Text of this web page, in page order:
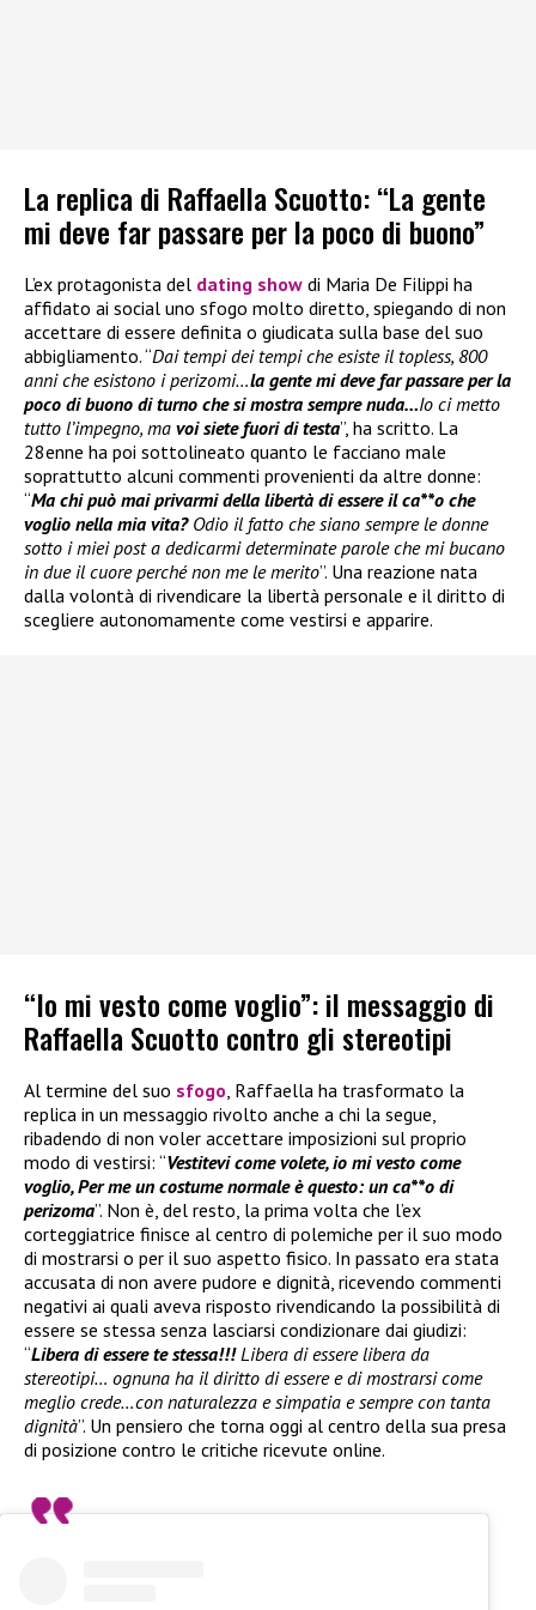
La replica di Raffaella Scuotto: “La gente
mi deve far passare per la poco di buono”
L’ex protagonista del dating show di Maria De Filippi ha
affidato ai social uno sfogo molto diretto, spiegando di non
accettare di essere definita o giudicata sulla base del suo
abbigliamento. “Dai tempi dei tempi che esiste il topless, 800
anni che esistono i perizomi…la gente mi deve far passare per la
poco di buono di turno che si mostra sempre nuda…Io ci metto
tutto l’impegno, ma voi siete fuori di testa”, ha scritto. La
28enne ha poi sottolineato quanto le facciano male
soprattutto alcuni commenti provenienti da altre donne:
“Ma chi può mai privarmi della libertà di essere il ca**o che
voglio nella mia vita? Odio il fatto che siano sempre le donne
sotto i miei post a dedicarmi determinate parole che mi bucano
in due il cuore perché non me le merito”. Una reazione nata
dalla volontà di rivendicare la libertà personale e il diritto di
scegliere autonomamente come vestirsi e apparire.
“Io mi vesto come voglio”: il messaggio di
Raffaella Scuotto contro gli stereotipi
Al termine del suo sfogo , Raffaella ha trasformato la
replica in un messaggio rivolto anche a chi la segue,
ribadendo di non voler accettare imposizioni sul proprio
modo di vestirsi: “Vestitevi come volete, io mi vesto come
voglio, Per me un costume normale è questo: un ca**o di
perizoma”. Non è, del resto, la prima volta che l’ex
corteggiatrice finisce al centro di polemiche per il suo modo
di mostrarsi o per il suo aspetto fisico. In passato era stata
accusata di non avere pudore e dignità, ricevendo commenti
negativi ai quali aveva risposto rivendicando la possibilità di
essere se stessa senza lasciarsi condizionare dai giudizi:
“Libera di essere te stessa!!!Libera di essere libera da
stereotipi… ognuna ha il diritto di essere e di mostrarsi come
meglio crede…con naturalezza e simpatia e sempre con tanta
dignità”. Un pensiero che torna oggi al centro della sua presa
di posizione contro le critiche ricevute online.